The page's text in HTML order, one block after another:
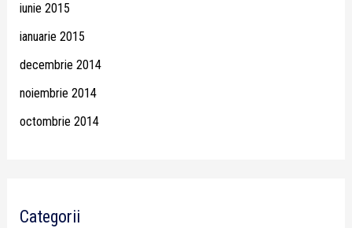
iunie 2015
ianuarie 2015
decembrie 2014
noiembrie 2014
octombrie 2014
Categorii